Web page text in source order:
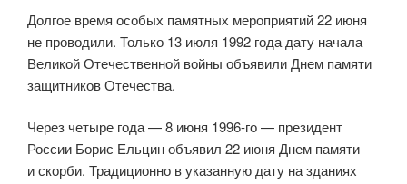
Долгое время особых памятных мероприятий 22 июня
не проводили. Только 13 июля 1992 года дату начала
Великой Отечественной войны объявили Днем памяти
защитников Отечества.
Через четыре года — 8 июня 1996-го — президент
России Борис Ельцин объявил 22 июня Днем памяти
и скорби. Традиционно в указанную дату на зданиях